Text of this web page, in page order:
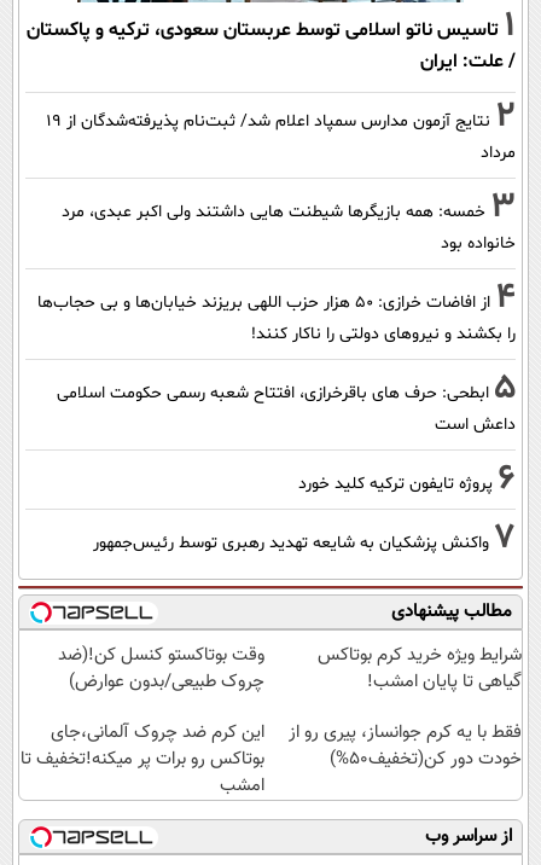
1 تاسیس ناتو اسلامی توسط عربستان سعودی، ترکیه و پاکستان
/ علت: ایران
2
نتایج آزمون مدارس سمپاد اعلام شد/ ثبت‌نام پذیرفته‌شدگان از ۱۹
مرداد
3 خمسه: همه بازیگرها شیطنت هایی داشتند ولی اکبر عبدی، مرد
خانواده بود
4
از افاضات خرازی: ۵۰ هزار حزب اللهی بریزند خیابان‌ها و بی حجاب‌ها
را بکشند و نیرو‌های دولتی را ناکار کنند!
5 ابطحی: حرف های باقرخرازی، افتتاح شعبه رسمی حکومت اسلامی
داعش است
6 پروژه تایفون ترکیه کلید خورد
7 واکنش پزشکیان به شایعه تهدید رهبری توسط رئیس‌جمهور
مطالب پیشنهادی
شرایط ویژه خرید کرم بوتاکس
گیاهی تا پایان امشب!
وقت بوتاکستو کنسل کن!(ضد
چروک طبیعی/بدون عوارض)
فقط با یه کرم جوانساز، پیری رو از
خودت دور کن(تخفیف50%)
این کرم ضد چروک آلمانی،جای
بوتاکس رو برات پر میکنه!تخفیف تا
امشب
از سراسر وب